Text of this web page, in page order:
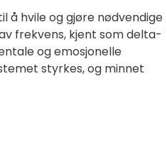
å hvile og gjøre nødvendige
frekvens, kjent som delta-
og emosjonelle
styrkes, og minnet